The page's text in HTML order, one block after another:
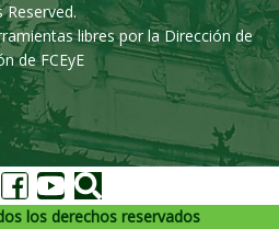
Reserved.
libres por la Dirección de
de FCEyE
los derechos reservados